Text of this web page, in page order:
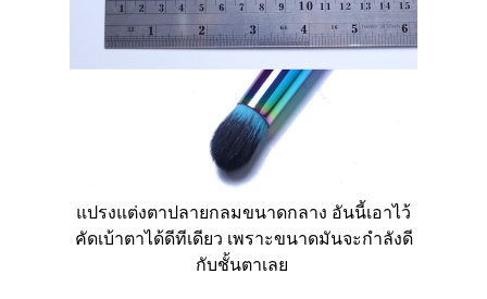
แปรงแต่งตาปลายกลมขนาดกลาง อันนี้เอาไว้
คัดเบ้าตาได้ดีทีเดียว เพราะขนาดมันจะกำลังดี
กับชั้นตาเลย